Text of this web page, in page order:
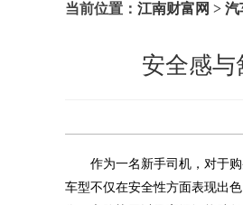
当前位置： 江南财富网 > 汽
安全感
作为一名新手司机，对于
车型不仅在安全性方面表现出